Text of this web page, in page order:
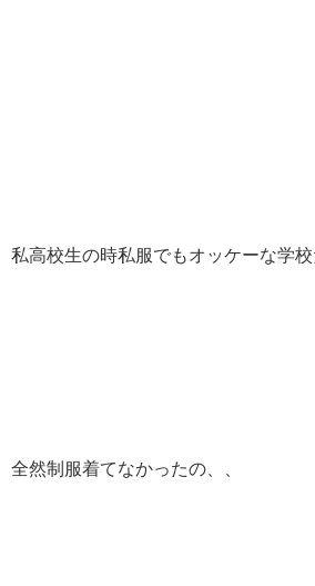
私高校生の時私服でもオッケーな学
全然制服着てなかったの、、